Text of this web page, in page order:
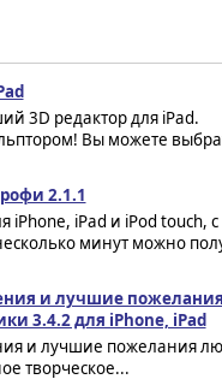
3D редактор для iPad.
Вы можете
2.1.1
iPhone, iPad и iPod touch, с
минут можно
и лучшие пожелания
3.4.2 для iPhone, iPad
и лучшие пожелания
творческое...